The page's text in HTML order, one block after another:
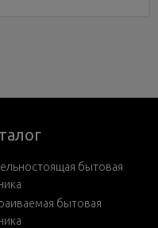
бытовая
бытовая